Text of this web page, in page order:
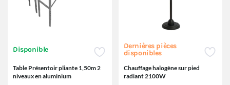
Disponible
Table Présentoir pliante 1,50m 2
niveaux en aluminium
Dernières pièces
disponibles
Chauffage halogène sur pied
radiant 2100W